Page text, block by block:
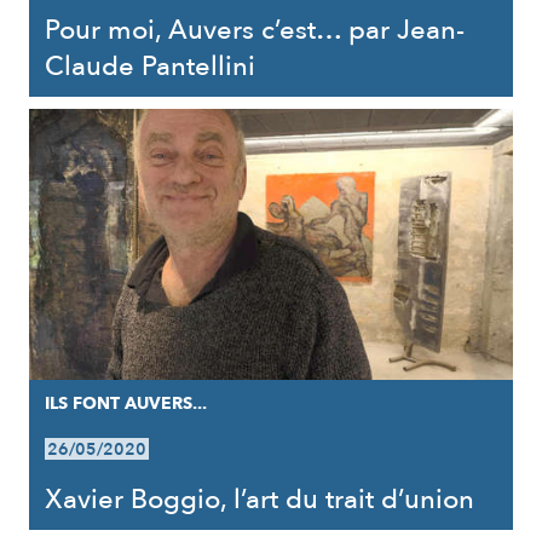
Pour moi, Auvers c’est… par Jean-
Claude Pantellini
ILS FONT AUVERS...
26/05/2020
Xavier Boggio, l’art du trait d’union